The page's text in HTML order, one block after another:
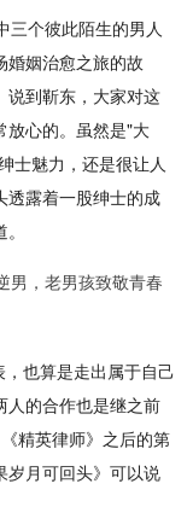
三个彼此陌生的男人
婚姻治愈之旅的故
说到靳东，大家对这
放心的。虽然是"大
士魅力，还是很让人
透露着一股绅士的成
也算是走出属于自己
人的合作也是继之前
精英律师》之后的第
岁月可回头》可以说